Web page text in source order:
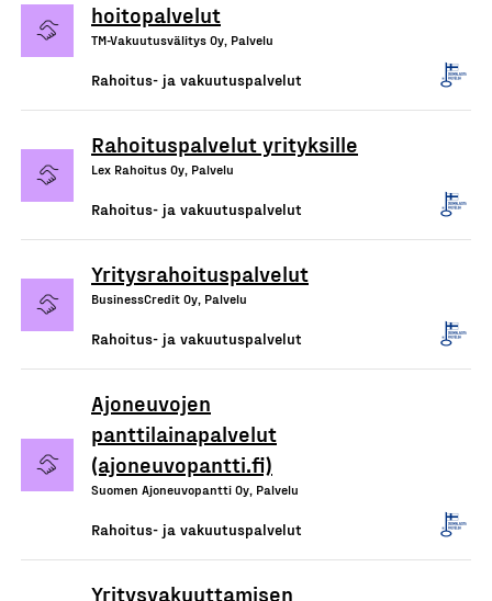
hoitopalvelut
TM-Vakuutusvälitys Oy, Palvelu
Rahoitus- ja vakuutuspalvelut
Rahoituspalvelut yrityksille
Lex Rahoitus Oy, Palvelu
Rahoitus- ja vakuutuspalvelut
Yritysrahoituspalvelut
BusinessCredit Oy, Palvelu
Rahoitus- ja vakuutuspalvelut
Ajoneuvojen
panttilainapalvelut
(ajoneuvopantti.fi)
Suomen Ajoneuvopantti Oy, Palvelu
Rahoitus- ja vakuutuspalvelut
Yritysvakuuttamisen